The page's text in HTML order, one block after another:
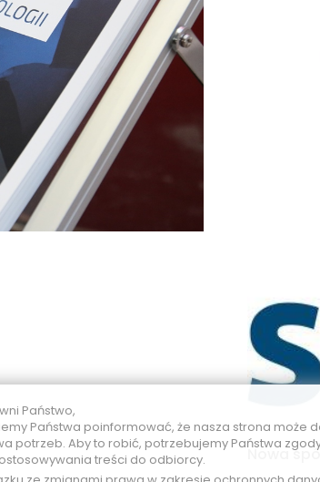
Nowa
Państwo,
Państwa poinformować, że nasza strona może
potrzeb. Aby to robić, potrzebujemy Państwa
treści do odbiorcy.